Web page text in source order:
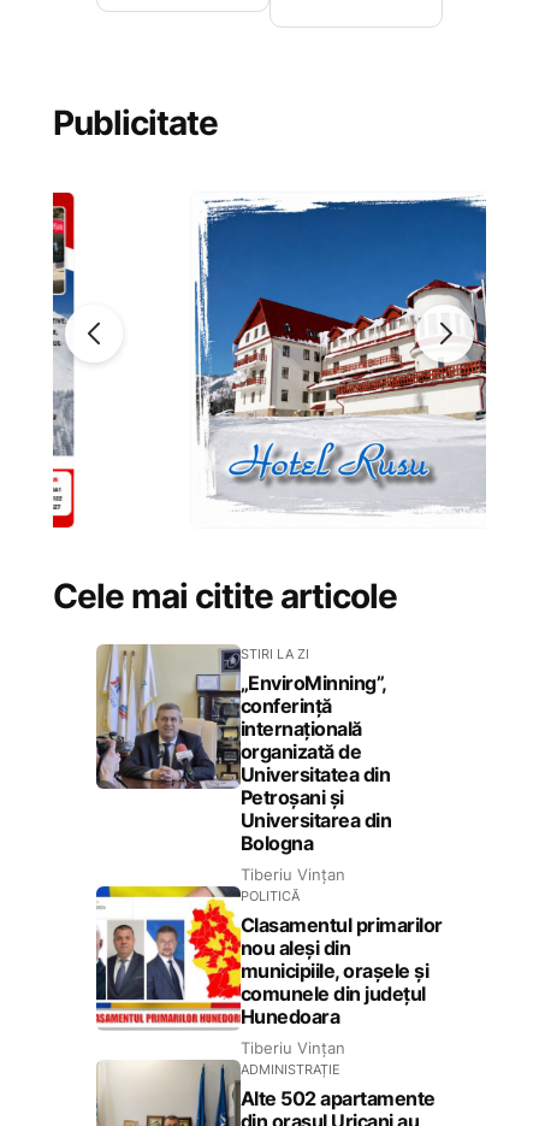
Publicitate
Cele mai citite articole
STIRI LA ZI
„EnviroMinning”,
conferință
internațională
organizată de
Universitatea din
Petroșani și
Universitarea din
Bologna
Tiberiu Vințan
POLITICĂ
Clasamentul primarilor
nou aleși din
municipiile, orașele și
comunele din județul
Hunedoara
Tiberiu Vințan
ADMINISTRAȚIE
Alte 502 apartamente